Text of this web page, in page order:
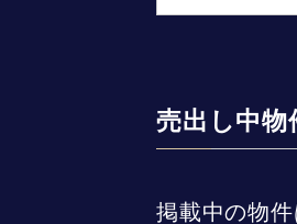
売出し中物
掲載中の物件